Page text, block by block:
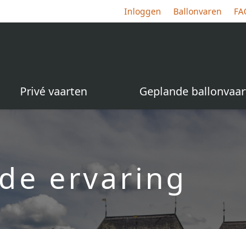
Inloggen Ballonvaren
Privé vaarten Geplande
ervaring